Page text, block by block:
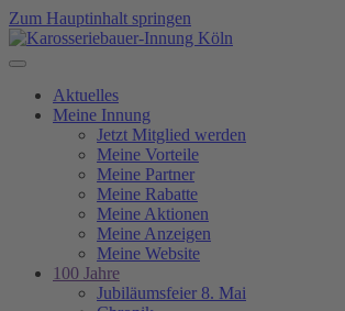
Zum Hauptinhalt springen
Aktuelles
Meine Innung
Jetzt Mitglied werden
Meine Vorteile
Meine Partner
Meine Rabatte
Meine Aktionen
Meine Anzeigen
Meine Website
100 Jahre
Jubiläumsfeier 8. Mai